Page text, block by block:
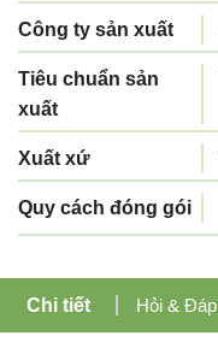
Công ty sản xuất
Tiêu chuẩn sản
xuất
Xuất xứ
Quy cách đóng gói
Chi tiết Hỏi & Đáp